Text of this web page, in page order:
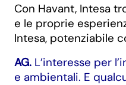
Con Havant, Intesa
e le proprie
Intesa, potenziabile
AG. L’interesse per
e ambientali. E